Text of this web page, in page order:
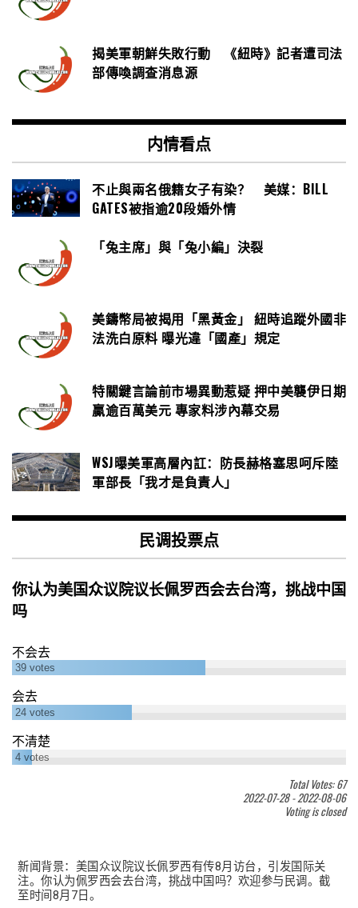
揭美軍朝鮮失敗行動 《紐時》記者遭司法
部傳喚調查消息源
内情看点
不止與兩名俄籍女子有染？ 美媒：BILL
GATES被指逾20段婚外情
「兔主席」與「兔小編」決裂
美鑄幣局被揭用「黑黃金」 紐時追蹤外國非
法洗白原料 曝光違「國產」規定
特關鍵言論前市場異動惹疑 押中美襲伊日期
贏逾百萬美元 專家料涉內幕交易
WSJ曝美軍高層內訌：防長赫格塞思呵斥陸
軍部長「我才是負責人」
民调投票点
你认为美国众议院议长佩罗西会去台湾，挑战中国
吗
不会去
39 votes
会去
24 votes
不清楚
4 votes
Total Votes: 67
2022-07-28-2022-08-06
Voting is closed
新闻背景：美国众议院议长佩罗西有传8月访台，引发国际关
注。你认为佩罗西会去台湾，挑战中国吗？欢迎参与民调。截
至时间8月7日。